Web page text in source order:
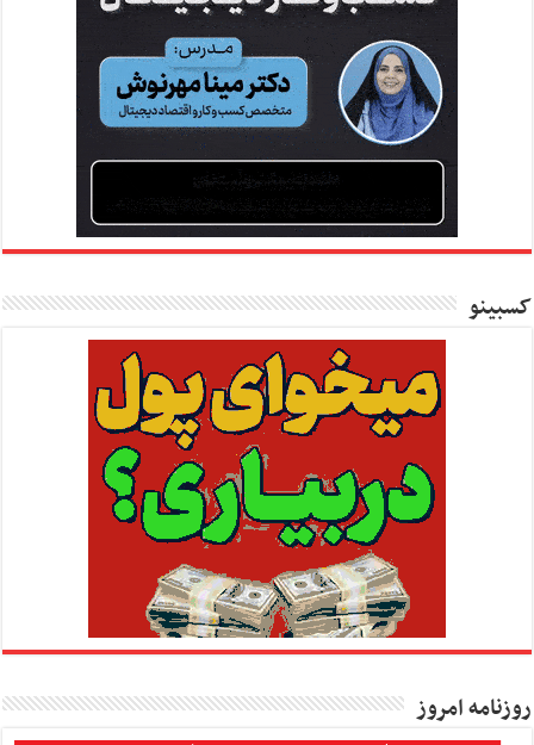
کسبینو
روزنامه امروز